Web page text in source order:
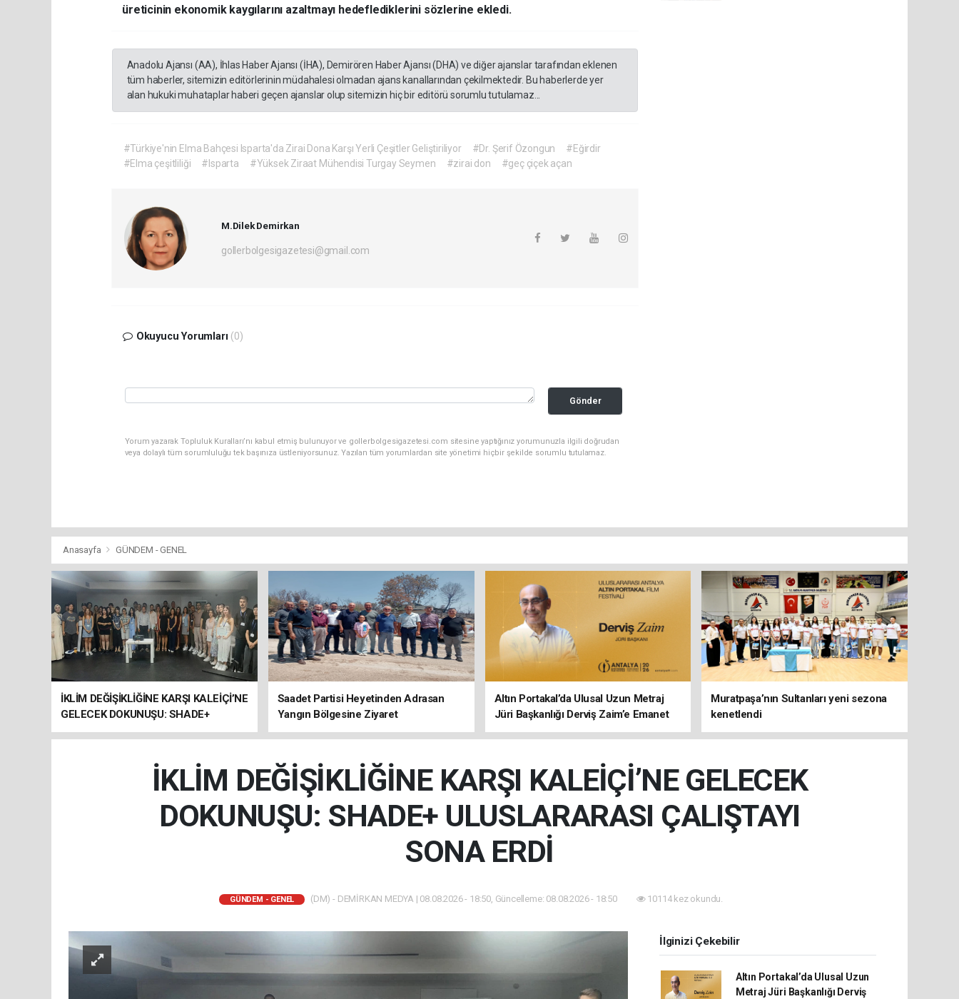
üreticinin ekonomik kaygılarını azaltmayı hedeflediklerini sözlerine ekledi.
Anadolu Ajansı (AA), İhlas Haber Ajansı (İHA), Demirören Haber Ajansı (DHA) ve diğer ajanslar tarafından eklenen
tüm haberler, sitemizin editörlerinin müdahalesi olmadan ajans kanallarından çekilmektedir. Bu haberlerde yer
alan hukuki muhataplar haberi geçen ajanslar olup sitemizin hiç bir editörü sorumlu tutulamaz...
#Türkiye'nin Elma Bahçesi Isparta'da Zirai Dona Karşı Yerli Çeşitler Geliştiriliyor #Dr. Şerif Özongun
#Eğirdir
#Elma çeşitliliği
#Isparta #Yüksek Ziraat Mühendisi Turgay Seymen #zirai don #geç çiçek açan
M.Dilek Demirkan
gollerbolgesigazetesi@gmail.com
Okuyucu Yorumları (0)
Gönder
Yorum yazarak Topluluk Kuralları’nı kabul etmiş bulunuyor ve gollerbolgesigazetesi.com sitesine yaptığınız yorumunuzla ilgili doğrudan
veya dolaylı tüm sorumluluğu tek başınıza üstleniyorsunuz. Yazılan tüm yorumlardan site yönetimi hiçbir şekilde sorumlu tutulamaz.
Anasayfa GÜNDEM - GENEL
İKLİM DEĞİŞİKLİĞİNE KARŞI KALEİÇİ’NE
GELECEK DOKUNUŞU: SHADE+
ULUSLARARASI ÇALIŞTAYI SONA
Saadet Partisi Heyetinden Adrasan
Yangın Bölgesine Ziyaret
Altın Portakal’da Ulusal Uzun Metraj
Jüri Başkanlığı Derviş Zaim’e Emanet
Muratpaşa’nın Sultanları yeni sezona
kenetlendi
İKLİM DEĞİŞİKLİĞİNE KARŞI KALEİÇİ’NE GELECEK
DOKUNUŞU: SHADE+ ULUSLARARASI ÇALIŞTAYI
SONA ERDİ
GÜNDEM - GENEL (DM) - DEMİRKAN MEDYA | 08.08.2026 - 18:50, Güncelleme: 08.08.2026 - 18:50 10114 kez okundu.
İlginizi Çekebilir
Altın Portakal’da Ulusal Uzun
Metraj Jüri Başkanlığı Derviş